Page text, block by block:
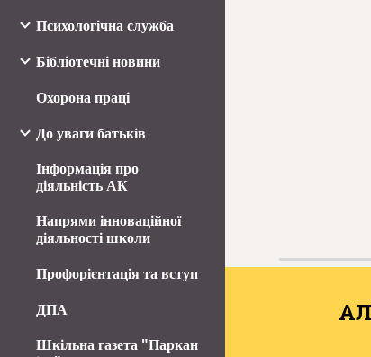
Психологічна служба
Бібліотечні новини
Охорона праці
До уваги батьків
Інформація про
діяльність АК
Напрями інноваційної
діяльності школи
Профорієнтація та вступ
ДПА
Шкільна газета "Паркан